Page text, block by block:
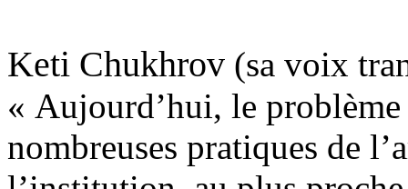
Keti Chukhrov (sa voix
« Aujourd’hui, le
nombreuses pratiques de